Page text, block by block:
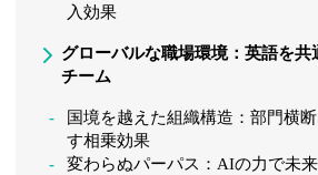
入効果
グローバルな職場環境：英語を共
チーム
国境を越えた組織構造：部門横
す相乗効果
変わらぬパーパス：AIの力で未